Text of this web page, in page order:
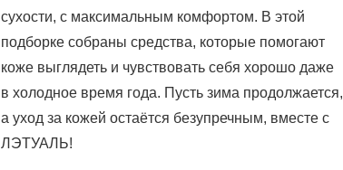
сухости, с максимальным комфортом. В этой
подборке собраны средства, которые помогают
коже выглядеть и чувствовать себя хорошо даже
в холодное время года. Пусть зима продолжается,
а уход за кожей остаётся безупречным, вместе с
ЛЭТУАЛЬ!